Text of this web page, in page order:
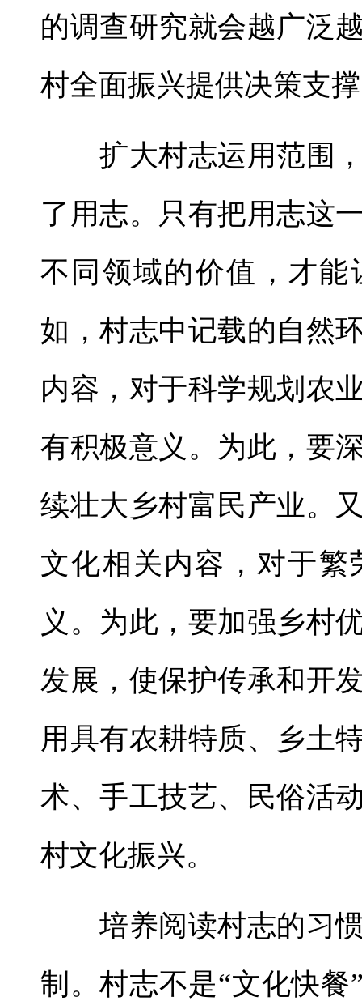
的调查研究就会越广泛
村全面振兴提供决策支
扩大村志运用范围，
了用志。只有把用志这
不同领域的价值，才能
如，村志中记载的自然
内容，对于科学规划农
有积极意义。为此，要
续壮大乡村富民产业。
文化相关内容，对于
义。为此，要加强乡村
发展，使保护传承和开
用具有农耕特质、乡土
术、手工技艺、民俗活
村文化振兴。
培养阅读村志的习惯
制。村志不是“文化快